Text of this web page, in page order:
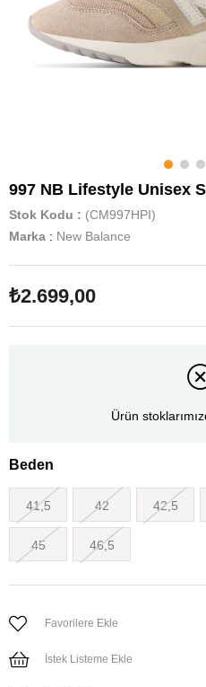
997 NB Lifestyle Unisex
Stok Kodu
(CM997HPI)
Marka : New Balance
₺2.699,00
Ürün
Beden
41,5 42 42,5
45 46,5
Favorilere Ekle
İstek Listeme Ekle